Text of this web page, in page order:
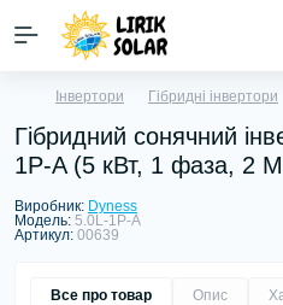
Інвертори Гібридні інвертори
Гібридний сонячний
1P-A (5 кВт, 1 фаза, 2
Виробник: Dyness
Модель: 5.0L-1P-A
Артикул: 00639
Все про товар Опис